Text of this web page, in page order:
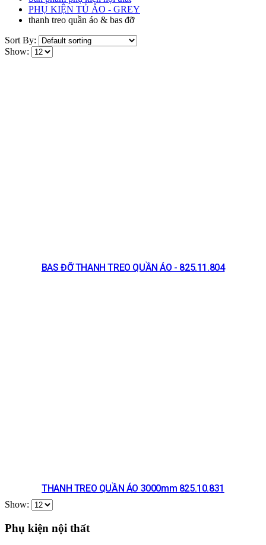
PHỤ KIỆN TỦ ÁO - GREY
thanh treo quần áo & bas đỡ
Sort By:
Show:
BAS ĐỠ THANH TREO QUẦN ÁO - 825.11.804
THANH TREO QUẦN ÁO 3000mm 825.10.831
Show:
Phụ kiện nội thất